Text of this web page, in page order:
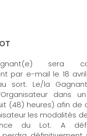
sera
par e-mail le 18
sort. Le/la
dans
(48) heures) afin de
les modalités
du Lot. A